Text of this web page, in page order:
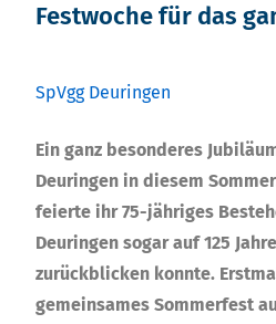
Festwoche für das
SpVgg Deuringen
Ein ganz besonderes
Deuringen in diesem
feierte ihr 75-jähriges
Deuringen sogar auf 125
zurückblicken konnte.
gemeinsames Sommerfest